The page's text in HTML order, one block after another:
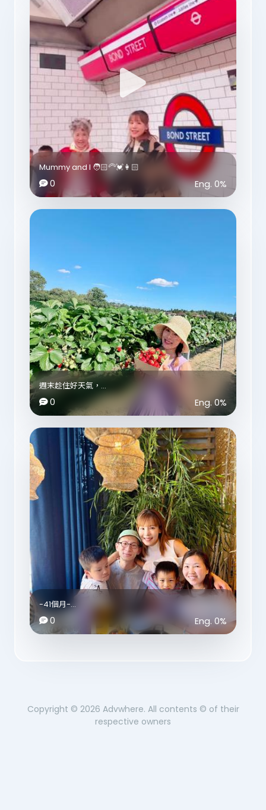
Mummy and I 🧑🏻‍🦳💓👩🏻
0 Eng. 0%
週末趁住好天氣，
即興去咗農場摘士多啤梨🍓
就係可以唔使等老公放假，
自己揸車帶BBs周圍去玩🚗💨
📍Garsons Farm Pyo
Winterdown Road, West End, Esher, Surrey, KT10
🌻🌻🌻🌻🌻
我哋仲摘咗翠玉瓜添🥒
又紅又甜又新鮮嘅士多啤梨🍓
Blackberriesssss🖤
收穫豐富🍓
☀️☀️☀️☀️☀️
0 Eng.0%
-41個月-
今個月好開心有朋友遠道而嚟探我哋，
雖然大家同樣身處英國，但一南一北，
不過… 聽聞下星期又會去返3X度嘅高溫🥵
好想知道喺英國嘅大家有冇特別嘅消暑方法⁉️
0 Eng. 0%
Copyright © 2026 Advwhere. All contents © of their
respective owners